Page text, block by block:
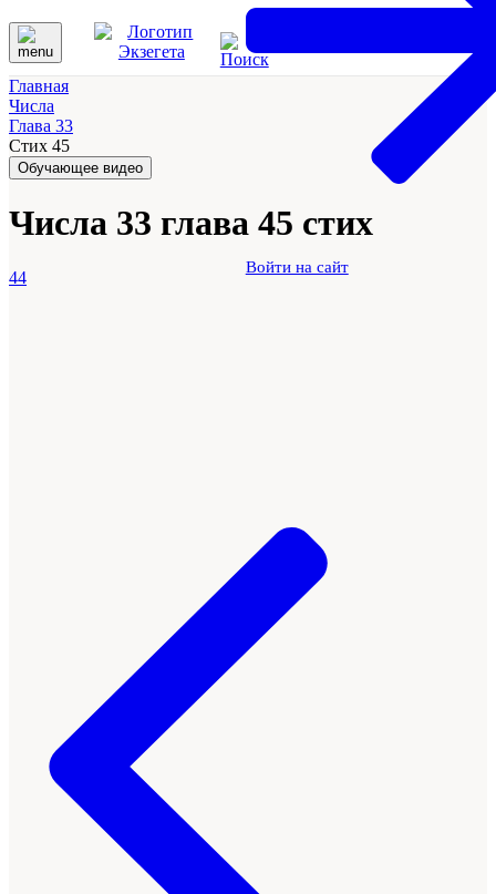
Войти на сайт
Главная
Числа
Глава 33
Стих 45
Обучающее видео
Числа 33 глава 45 стих
44